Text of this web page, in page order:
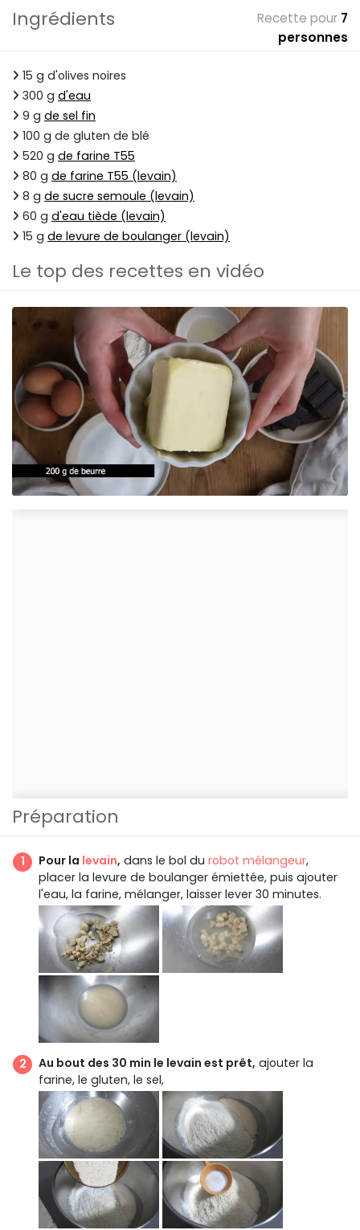
Ingrédients Recette pour 7
personnes
15 g d'olives noires
300 g d'eau
9 g de sel fin
100 g de gluten de blé
520 g de farine T55
80 g de farine T55 (levain)
8 g de sucre semoule (levain)
60 g d'eau tiède (levain)
15 g de levure de boulanger (levain)
Le top des recettes en vidéo
Préparation
Pour la levain, dans le bol du robot mélangeur,
placer la levure de boulanger émiettée, puis ajouter
l'eau, la farine, mélanger, laisser lever 30 minutes.
Au bout des 30 min le levain est prêt, ajouter la
farine, le gluten, le sel,